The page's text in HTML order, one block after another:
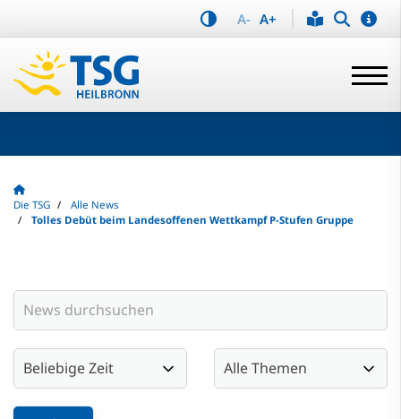
A- A+
Die TSG
Alle News
Tolles Debüt beim Landesoffenen Wettkampf P-Stufen Gruppe